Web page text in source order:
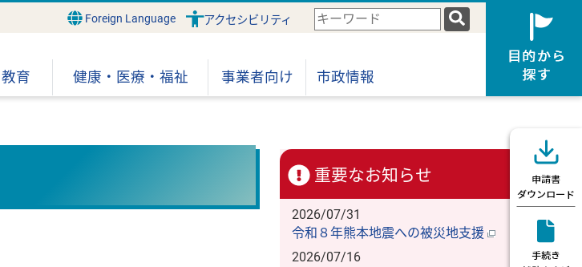
Foreign Language アクセシビリティ
検
ー
ワ
育 健康・医療・福祉 事業者向け 市政情報
重要なお知らせ
2026/07/31
令和８年熊本地震への被災地支援
2026/07/16